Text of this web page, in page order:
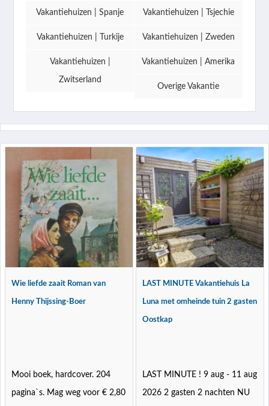
Vakantiehuizen | Spanje Vakantiehuizen | Tsjechie
Vakantiehuizen | Turkije Vakantiehuizen | Zweden
Vakantiehuizen |
Zwitserland
Vakantiehuizen | Amerika
Overige Vakantie
Wie liefde zaait Roman van
Henny Thijssing-Boer
Mooi boek, hardcover. 204
pagina`s. Mag weg voor € 2,80
LAST MINUTE Vakantiehuis La
Luna met omheinde tuin 2 gasten
Oostkap
LAST MINUTE ! 9 aug - 11 aug
2026 2 gasten 2 nachten NU